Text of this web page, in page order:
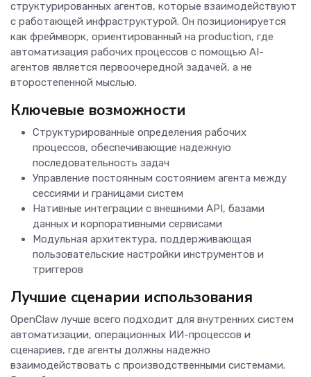
структурированных агентов, которые взаимодействуют
с работающей инфраструктурой. Он позиционируется
как фреймворк, ориентированный на production, где
автоматизация рабочих процессов с помощью AI-
агентов является первоочередной задачей, а не
второстепенной мыслью.
Ключевые возможности
Структурированные определения рабочих
процессов, обеспечивающие надежную
последовательность задач
Управление постоянным состоянием агента между
сессиями и границами систем
Нативные интеграции с внешними API, базами
данных и корпоративными сервисами
Модульная архитектура, поддерживающая
пользовательские настройки инструментов и
триггеров
Лучшие сценарии использования
OpenClaw лучше всего подходит для внутренних систем
автоматизации, операционных ИИ-процессов и
сценариев, где агенты должны надежно
взаимодействовать с производственными системами.